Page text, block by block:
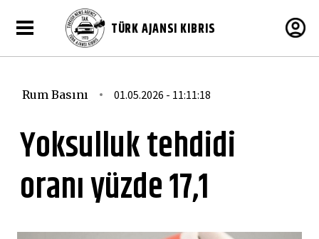
TÜRK AJANSI KIBRIS
Rum Basını 01.05.2026 - 11:11:18
Yoksulluk tehdidi
oranı yüzde 17,1